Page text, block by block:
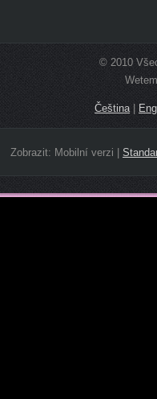
© 2010
Čeština |
Zobrazit: Mobilní verzi